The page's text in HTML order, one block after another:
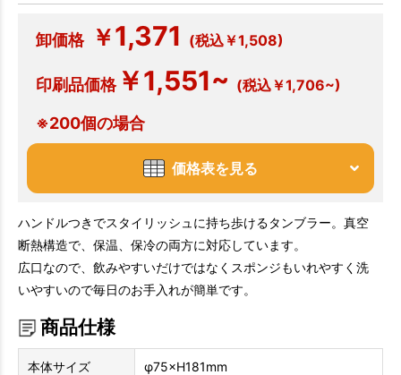
卸価格 ￥1,371 (税込￥1,508)
印刷品価格￥1,551~ (税込￥1,706~)
※200個の場合
価格表を見る
ハンドルつきでスタイリッシュに持ち歩けるタンブラー。真空
断熱構造で、保温、保冷の両方に対応しています。
広口なので、飲みやすいだけではなくスポンジもいれやすく洗
いやすいので毎日のお手入れが簡単です。
商品仕様
本体サイズ φ75×H181mm